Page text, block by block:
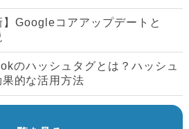
】Googleコアアップデートと
のハッシュタグとは？ハッシュ
的な活用方法